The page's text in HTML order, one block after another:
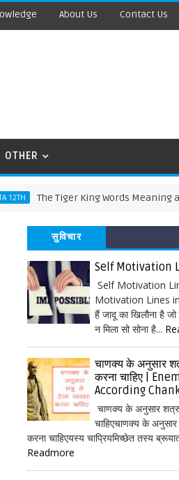
About Us Contact Us
OTHER
The Tiger King Words Meaning and
सुविचार
Self Motivation
Self Motivation
Motivation Lines
हैं जादू का खिलौना है जो
न मिला सो सोना है...
चाणक्य के अनुसार
करना चाहिए |
According
चाणक्य के अनुसार
चाहिएचाणक्य के
करना चाहिएयस्य चाप्रियमिच्छेत तस्य
Readmore